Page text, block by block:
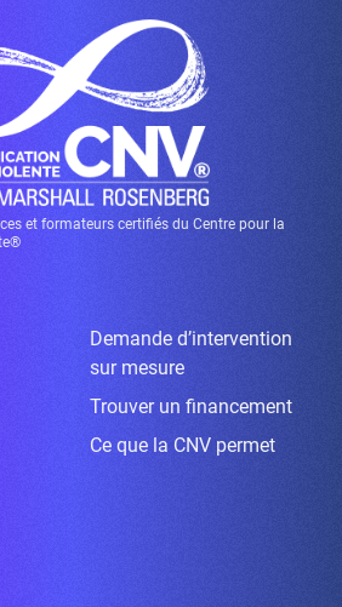
et formateurs certifiés du Centre pour la
Demande d’intervention
sur mesure
Trouver un financement
Ce que la CNV permet